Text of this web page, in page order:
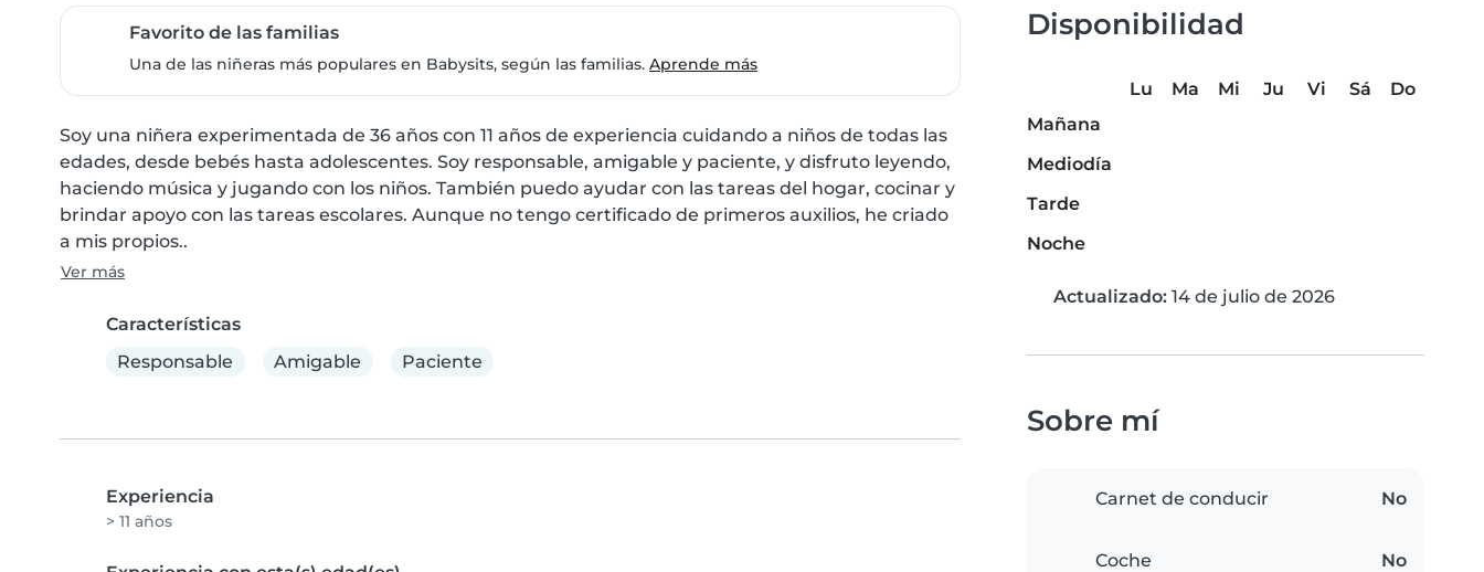
Favorito de las familias
Una de las niñeras más populares en Babysits, según las familias. Aprende más
Soy una niñera experimentada de 36 años con 11 años de experiencia cuidando a niños de todas las
edades, desde bebés hasta adolescentes. Soy responsable, amigable y paciente, y disfruto leyendo,
haciendo música y jugando con los niños. También puedo ayudar con las tareas del hogar, cocinar y
brindar apoyo con las tareas escolares. Aunque no tengo certificado de primeros auxilios, he criado
a mis propios..
Ver más
Características
Responsable
Amigable Paciente
Experiencia
> 11 años
Disponibilidad
Lu Ma Mi Ju Vi Sá
Do
Mañana
Mediodía
Tarde
Noche
Actualizado: 14 de julio de 2026
Sobre mí
Carnet de conducir No
Coche No